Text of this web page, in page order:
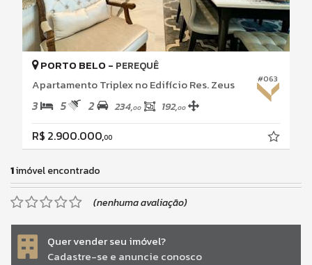
#063
PORTO BELO - PEREQUÊ
Apartamento Triplex no Edifício Res. Zeus
3 5 2 234,00 192,00
R$ 2.900.000,00
1imóvel encontrado
(nenhuma avaliação)
Quer vender seu imóvel?
Cadastre-se e anuncie conosco